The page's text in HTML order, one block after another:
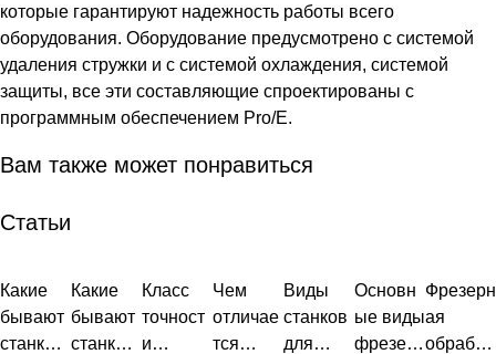
которые гарантируют надежность работы всего
оборудования. Оборудование предусмотрено с системой
удаления стружки и с системой охлаждения, системой
защиты, все эти составляющие спроектированы с
программным обеспечением Pro/E.
Вам также может понравиться
Статьи
Какие
бывают
станки с
Какие
бывают
станки:
Класс
точност
и
Чем
отличае
тся
Виды
станков
для
Основн
ые виды
фрезер
Фрезерн
ая
обработ